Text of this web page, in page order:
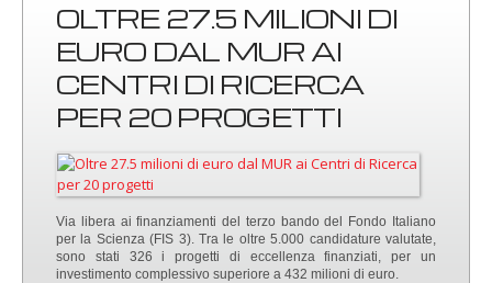
OLTRE 27.5 MILIONI DI
EURO DAL MUR AI
CENTRI DI RICERCA
PER 20 PROGETTI
Via libera ai finanziamenti del terzo bando del Fondo Italiano
per la Scienza (FIS 3). Tra le oltre 5.000 candidature valutate,
sono stati 326 i progetti di eccellenza finanziati, per un
investimento complessivo superiore a 432 milioni di euro.